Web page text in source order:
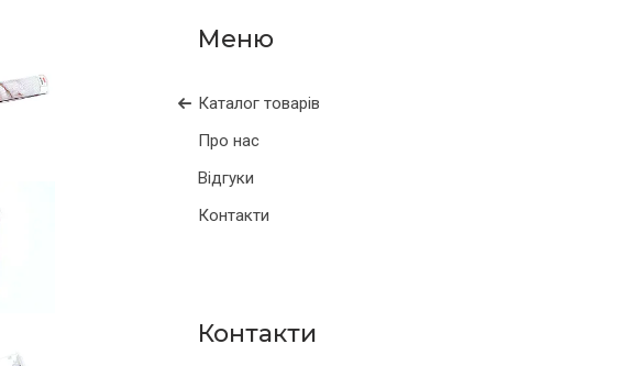
Каталог товарів
Про нас
Відгуки
Контакти
Контакти